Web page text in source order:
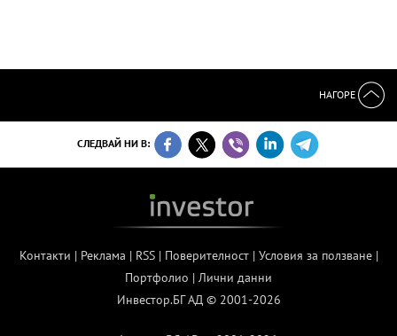
НАГОРЕ
СЛЕДВАЙ НИ В:
Контакти | Реклама | RSS| Поверителност| Условия за ползване|
Портфолио | Лични данни
Инвестор.БГ АД © 2001-2026